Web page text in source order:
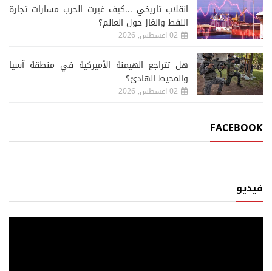
انقلاب تاريخي ...كيف غيرت الحرب مسارات تجارة
النفط والغاز حول العالم؟
02 اغسطس, 2026
هل تتراجع الهيمنة الأميركية في منطقة آسيا
والمحيط الهادئ؟
02 اغسطس, 2026
FACEBOOK
فيديو